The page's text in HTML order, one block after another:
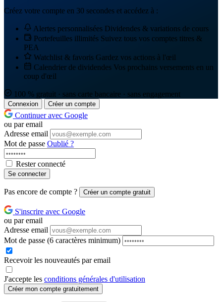
Créez votre compte en 30 secondes et accédez à :
Alertes personnalisées Dividendes & variations de cours
Portefeuilles illimités Suivez tous vos comptes titres &
PEA
Watchlist & favoris Gardez vos actions à l'œil
Calendrier de dividendes Vos prochains versements en un
coup d'œil
100 % gratuit · sans carte bancaire · sans engagement
Connexion Créer un compte
Continuer avec Google
ou par email
Adresse email
Mot de passe Oublié ?
Rester connecté
Se connecter
Pas encore de compte ? Créer un compte gratuit
S'inscrire avec Google
ou par email
Adresse email
Mot de passe (6 caractères minimum)
Recevoir les nouveautés par email
J'accepte les conditions générales d'utilisation
Créer mon compte gratuitement